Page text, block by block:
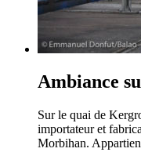
Ambiance
Sur le quai de
importateur et
Morbihan.